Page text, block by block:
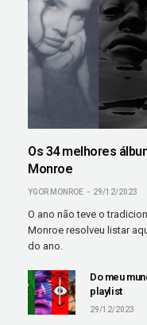
Os 34 melhores
Monroe
YGOR MONROE 29/12/2023
O ano não teve o
Monroe resolveu listar
do ano.
Do meu
playlist
29/12/2023